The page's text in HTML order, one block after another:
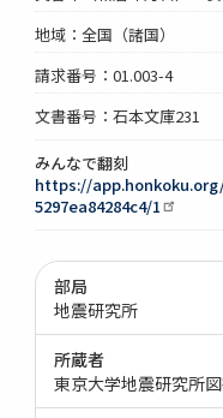
地域：全国（諸国）
請求番号：01.003-4
文書番号：石本文庫231
みんなで翻刻
https://
5297ea84284c4/1
部局
地震研究所
所蔵者
東京大学地震研究所